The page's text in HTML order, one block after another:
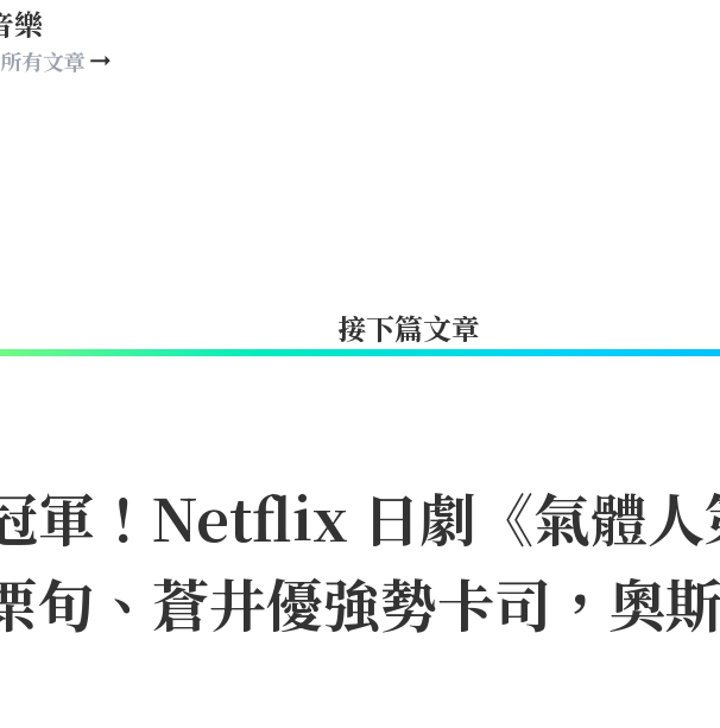
樂
有文章
接下篇文章
軍！Netflix 日劇《氣體人
旬、蒼井優強勢卡司，奧